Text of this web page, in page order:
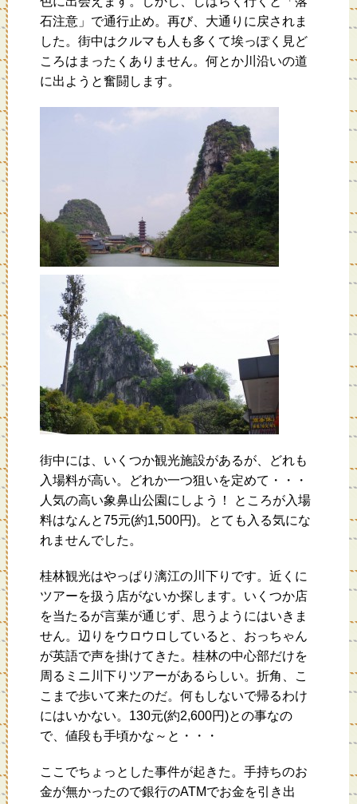
石注意」で通行止め。再び、大通りに戻されま
した。街中はクルマも人も多くて埃っぽく見ど
ころはまったくありません。何とか川沿いの道
に出ようと奮闘します。
街中には、いくつか観光施設があるが、どれも
入場料が高い。どれか一つ狙いを定めて・・・
人気の高い象鼻山公園にしよう！ ところが入場
料はなんと75元(約1,500円)。とても入る気にな
れませんでした。
桂林観光はやっぱり漓江の川下りです。近くに
ツアーを扱う店がないか探します。いくつか店
を当たるが言葉が通じず、思うようにはいきま
せん。辺りをウロウロしていると、おっちゃん
が英語で声を掛けてきた。桂林の中心部だけを
周るミニ川下りツアーがあるらしい。折角、こ
こまで歩いて来たのだ。何もしないで帰るわけ
にはいかない。130元(約2,600円)との事なの
で、値段も手頃かな～と・・・
ここでちょっとした事件が起きた。手持ちのお
金が無かったので銀行のATMでお金を引き出